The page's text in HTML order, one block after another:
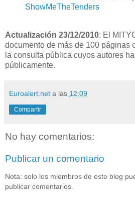
ShowMeTheTenders
Actualización 23/12/2010: El
documento de más de 100 páginas
la consulta pública cuyos autores
públicamente.
Euroalert.net a las 12:09
Compartir
No hay comentarios:
Publicar un comentario
Nota: solo los miembros de este blog
publicar comentarios.